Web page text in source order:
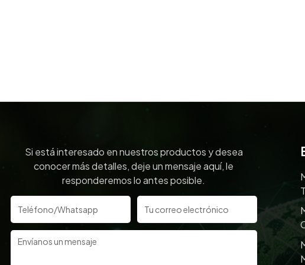
Si está interesado en nuestros productos y desea
conocer más detalles, deje un mensaje aquí, le
responderemos lo antes posible.